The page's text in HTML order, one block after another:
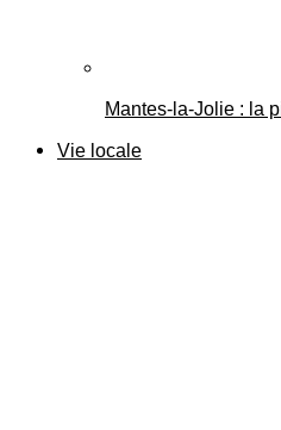
Mantes-la-Jolie : la
Vie locale